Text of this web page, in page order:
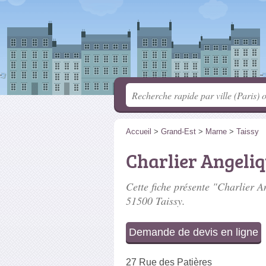
Accueil > Grand-Est > Marne > Taissy
Charlier
Cette fiche présente "Charlier
51500 Taissy.
Demande de devis en ligne
27 Rue des Patières